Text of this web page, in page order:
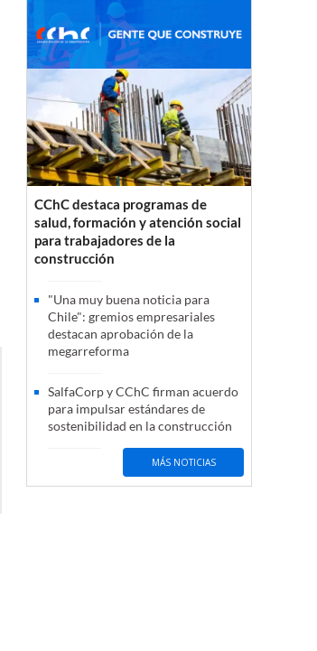
CChC destaca programas de
salud, formación y atención social
para trabajadores de la
construcción
"Una muy buena noticia para
Chile": gremios empresariales
destacan aprobación de la
megarreforma
SalfaCorp y CChC firman acuerdo
para impulsar estándares de
sostenibilidad en la construcción
MÁS NOTICIAS